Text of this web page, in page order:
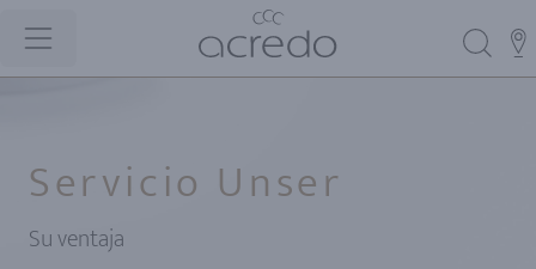
Servicio Unser
Su ventaja